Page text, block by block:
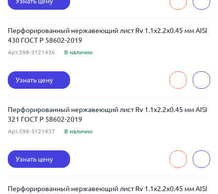
Перфорированный нержавеющий лист Rv 1.1x2.2x0.45 мм AISI
430 ГОСТ Р 58602-2019
Арт.598-3121436 В наличии
Узнать цену
Перфорированный нержавеющий лист Rv 1.1x2.2x0.45 мм AISI
321 ГОСТ Р 58602-2019
Арт.598-3121437 В наличии
Узнать цену
Перфорированный нержавеющий лист Rv 1.1x2.2x0.45 мм AISI